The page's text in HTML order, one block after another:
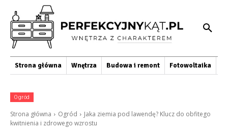
Strona główna Wnętrza Budowa i remont Fotowoltaika
Ogród
Strona główna Ogród
Jaka ziemia pod lawendę? Klucz do obfitego
kwitnienia i zdrowego wzrostu